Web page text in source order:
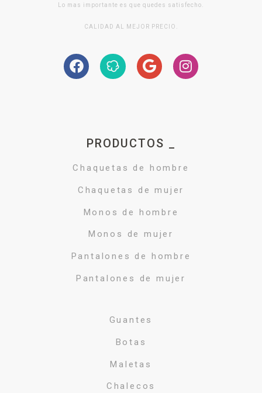
Lo mas importante es que quedes satisfecho.
CALIDAD AL MEJOR PRECIO.
PRODUCTOS _
Chaquetas de hombre
Chaquetas de mujer
Monos de hombre
Monos de mujer
Pantalones de hombre
Pantalones de mujer
Guantes
Botas
Maletas
Chalecos